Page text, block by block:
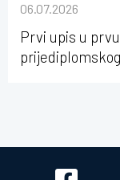
Osijeku
06.07.2026
Prvi upis u